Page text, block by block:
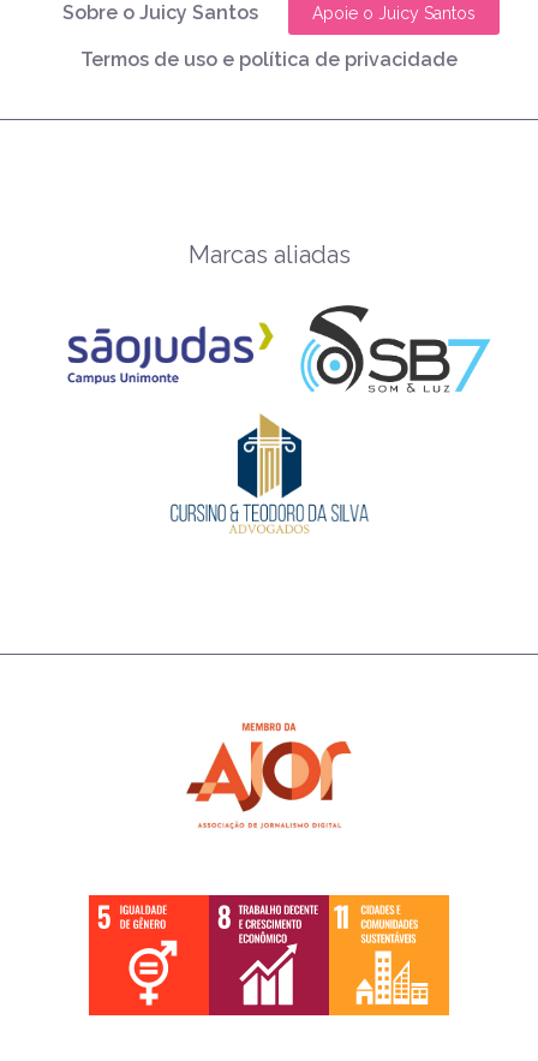
Sobre o Juicy Santos Apoie o Juicy Santos
Termos de uso e política de privacidade
Marcas aliadas